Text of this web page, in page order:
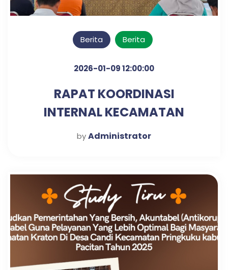
Berita Berita
2026-01-09 12:00:00
RAPAT KOORDINASI
INTERNAL KECAMATAN
KRATON UNTUK PENGUATAN
byAdministrator